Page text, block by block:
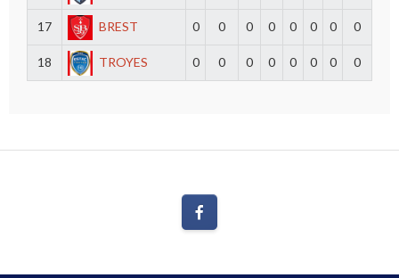
17 BREST 0 0 0 0 0 0 0 0
18 TROYES 0 0 0 0 0 0 0 0